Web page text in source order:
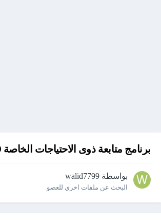
برنامج متابعة ذوى الاحتياجات الخاصة 1.0.0
بواسطة walid7799
البحث عن ملفات اخري للعضو